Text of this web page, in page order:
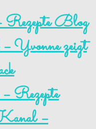
Rezepte Blog
Yvonne zeigt